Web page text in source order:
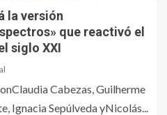
la versión
que reactivó el
siglo XXI
Cabezas, Guilherme
Ignacia Sepúlveda yNicolás...